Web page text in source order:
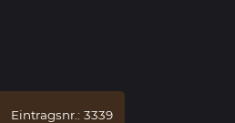
Eintragsnr.: 3339